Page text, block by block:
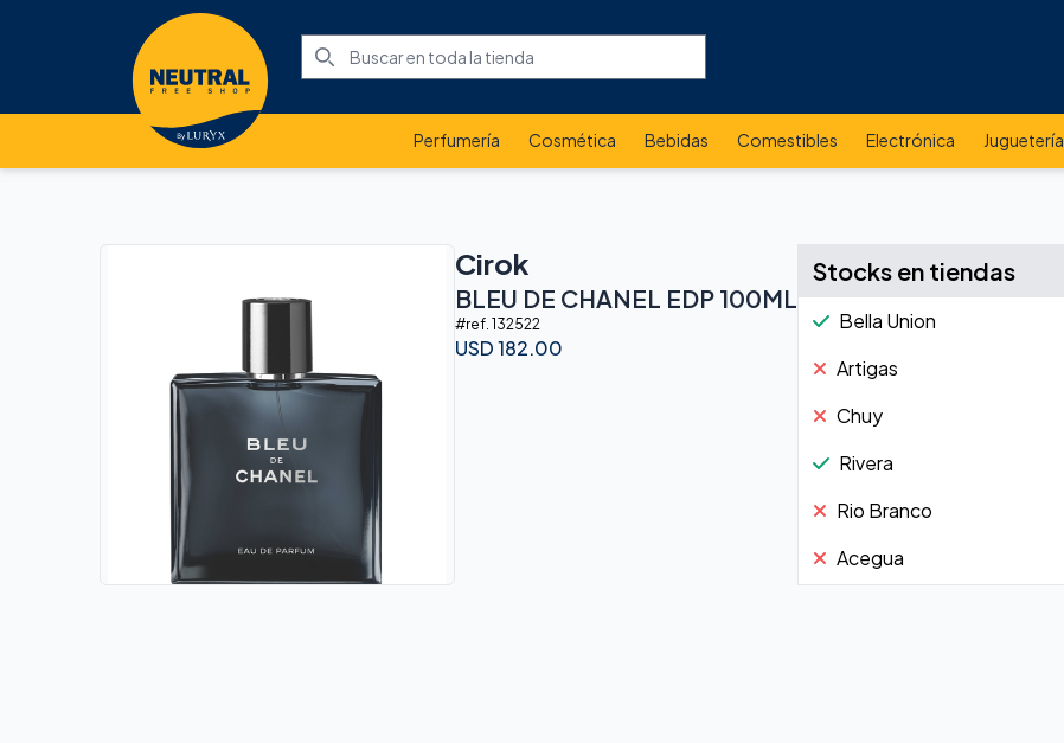
Perfumería Cosmética Bebidas Comestibles Electrónica Juguetería
Cirok
BLEU DE CHANEL EDP 100ML
#ref. 132522
USD182.00
Stocks en tiendas
Bella Union
Artigas
Chuy
Rivera
Rio Branco
Acegua